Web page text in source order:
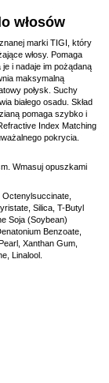
włosów
marki TIGI, który
włosy. Pomaga
i nadaje im pożądaną
maksymalną
połysk. Suchy
białego osadu. Skład
pomaga szybko i
Index Matching
pokrycia.
Wmasuj opuszkami
Silica, T-Butyl
Soja (Soybean)
Benzoate,
Xanthan Gum,
Linalool.